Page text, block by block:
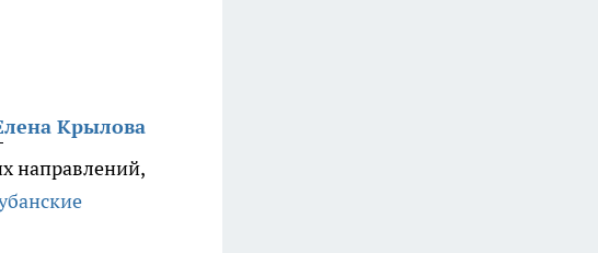
Крылова
направлений,